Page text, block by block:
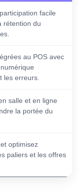
facile
rétention du
au POS avec
les erreurs.
salle et en ligne
la portée du
optimisez
paliers et les offres